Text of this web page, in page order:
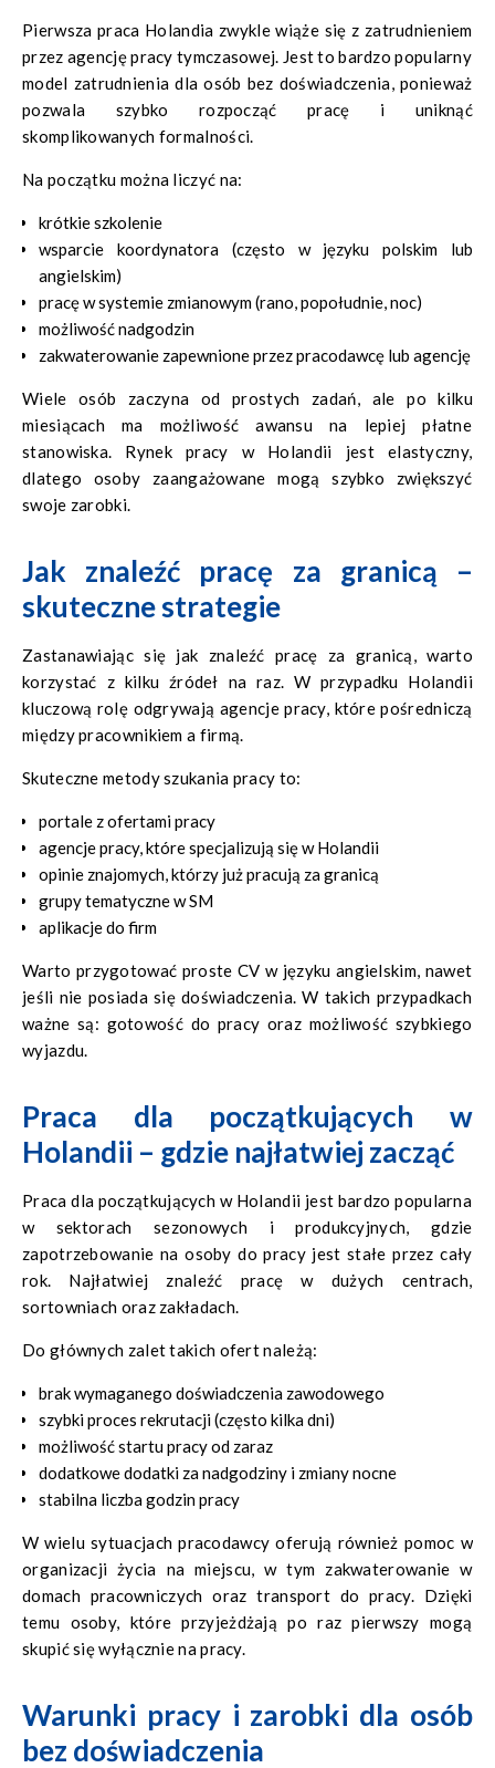
Pierwsza praca Holandia zwykle wiąże się z zatrudnieniem
przez agencję pracy tymczasowej. Jest to bardzo popularny
model zatrudnienia dla osób bez doświadczenia, ponieważ
pozwala szybko rozpocząć pracę i uniknąć
skomplikowanych formalności.
Na początku można liczyć na:
krótkie szkolenie
wsparcie koordynatora (często w języku polskim lub
angielskim)
pracę w systemie zmianowym (rano, popołudnie, noc)
możliwość nadgodzin
zakwaterowanie zapewnione przez pracodawcę lub agencję
Wiele osób zaczyna od prostych zadań, ale po kilku
miesiącach ma możliwość awansu na lepiej płatne
stanowiska. Rynek pracy w Holandii jest elastyczny,
dlatego osoby zaangażowane mogą szybko zwiększyć
swoje zarobki.
Jak znaleźć pracę za granicą –
skuteczne strategie
Zastanawiając się jak znaleźć pracę za granicą, warto
korzystać z kilku źródeł na raz. W przypadku Holandii
kluczową rolę odgrywają agencje pracy, które pośredniczą
między pracownikiem a firmą.
Skuteczne metody szukania pracy to:
portale z ofertami pracy
agencje pracy, które specjalizują się w Holandii
opinie znajomych, którzy już pracują za granicą
grupy tematyczne w SM
aplikacje do firm
Warto przygotować proste CV w języku angielskim, nawet
jeśli nie posiada się doświadczenia. W takich przypadkach
ważne są: gotowość do pracy oraz możliwość szybkiego
wyjazdu.
Praca dla początkujących w
Holandii – gdzie najłatwiej zacząć
Praca dla początkujących w Holandii jest bardzo popularna
w sektorach sezonowych i produkcyjnych, gdzie
zapotrzebowanie na osoby do pracy jest stałe przez cały
rok. Najłatwiej znaleźć pracę w dużych centrach,
sortowniach oraz zakładach.
Do głównych zalet takich ofert należą:
brak wymaganego doświadczenia zawodowego
szybki proces rekrutacji (często kilka dni)
możliwość startu pracy od zaraz
dodatkowe dodatki za nadgodziny i zmiany nocne
stabilna liczba godzin pracy
W wielu sytuacjach pracodawcy oferują również pomoc w
organizacji życia na miejscu, w tym zakwaterowanie w
domach pracowniczych oraz transport do pracy. Dzięki
temu osoby, które przyjeżdżają po raz pierwszy mogą
skupić się wyłącznie na pracy.
Warunki pracy i zarobki dla osób
bez doświadczenia